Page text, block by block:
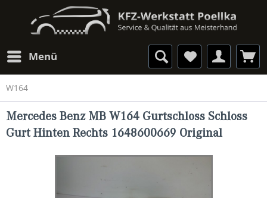
Menü
W164
Mercedes Benz MB W164 Gurtschloss Schloss
Gurt Hinten Rechts 1648600669 Original